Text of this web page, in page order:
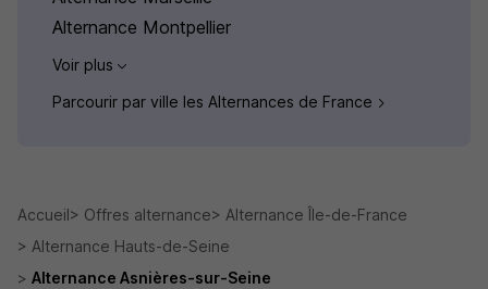
Alternance Montpellier
Voir plus
Parcourir par ville les Alternances de France
Accueil Offres alternance
Alternance Île-de-France
Alternance Hauts-de-Seine
Alternance Asnières-sur-Seine